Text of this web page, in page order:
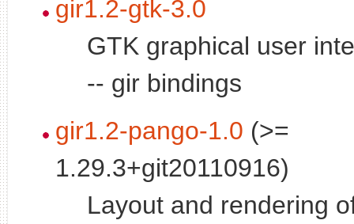
gir1.2-gtk-3.0
GTK graphical user
-- gir bindings
gir1.2-pango-1.0 (>=
1.29.3+git20110916)
Layout and rendering